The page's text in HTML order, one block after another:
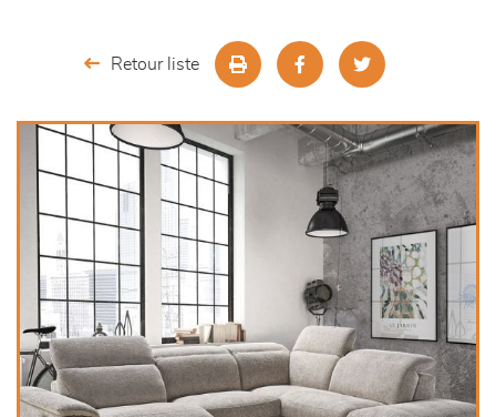
décoration
Retour liste